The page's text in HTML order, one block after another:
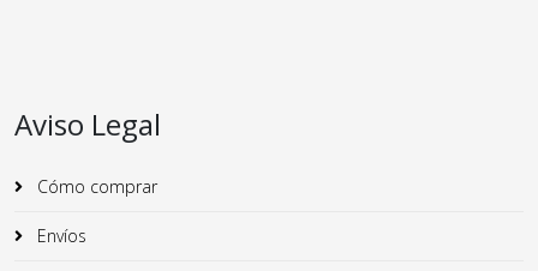
Aviso Legal
Cómo comprar
Envíos